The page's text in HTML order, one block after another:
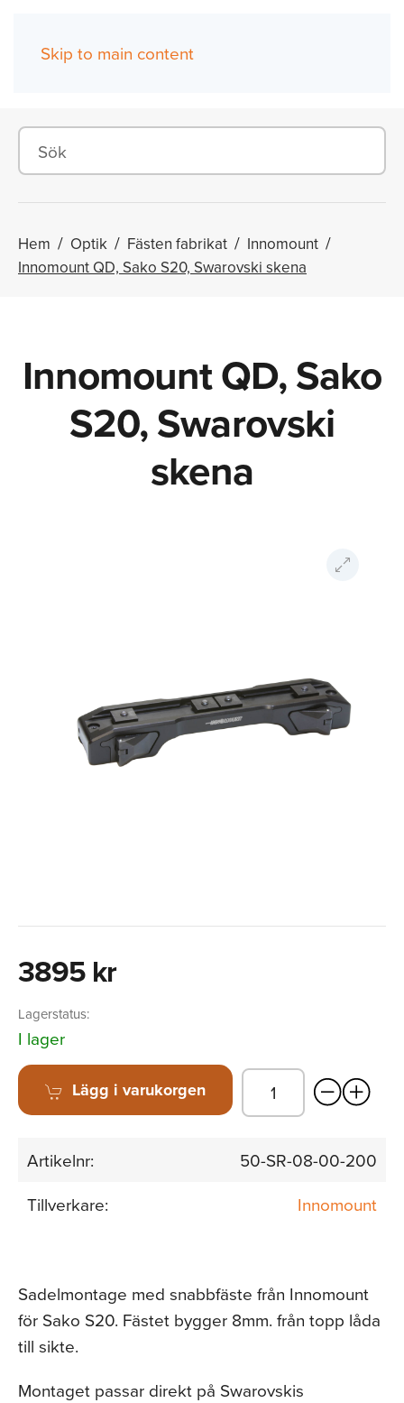
Skip to main content
Hem Optik Fästen fabrikat
Innomount
Innomount QD, Sako S20, Swarovski skena
Innomount QD, Sako
S20, Swarovski
skena
3895 kr
Lagerstatus:
I lager
Lägg i varukorgen
Artikelnr:
50-SR-08-00-200
Tillverkare:
Innomount
Sadelmontage med snabbfäste från Innomount
för Sako S20. Fästet bygger 8mm. från topp låda
till sikte.
Montaget passar direkt på Swarovskis